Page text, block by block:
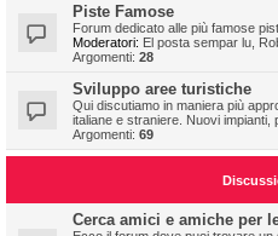
Piste Famose
Forum dedicato alle più famose
Moderatori: El posta sempar lu
Argomenti: 28
Sviluppo aree turistiche
Qui discutiamo in maniera più
italiane e straniere. Nuovi impianti,
Argomenti: 69
Cerca amici e amiche per